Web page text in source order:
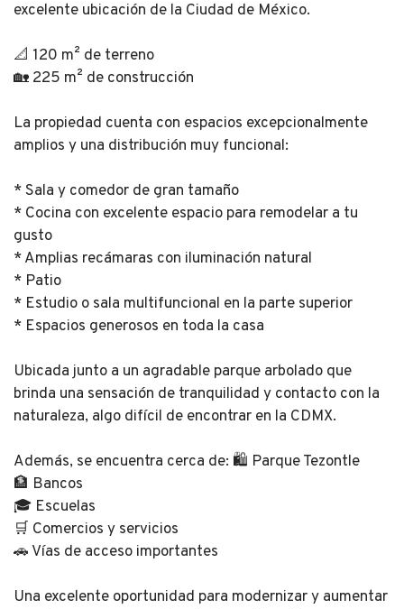
excelente ubicación de la Ciudad de México.
📐 120 m² de terreno
🏡 225 m² de construcción
La propiedad cuenta con espacios excepcionalmente
amplios y una distribución muy funcional:
* Sala y comedor de gran tamaño
* Cocina con excelente espacio para remodelar a tu
gusto
* Amplias recámaras con iluminación natural
* Patio
* Estudio o sala multifuncional en la parte superior
* Espacios generosos en toda la casa
Ubicada junto a un agradable parque arbolado que
brinda una sensación de tranquilidad y contacto con la
naturaleza, algo difícil de encontrar en la CDMX.
Además, se encuentra cerca de: 🛍️ Parque Tezontle
🏦 Bancos
🎓 Escuelas
🛒 Comercios y servicios
🚗 Vías de acceso importantes
Una excelente oportunidad para modernizar y aumentar